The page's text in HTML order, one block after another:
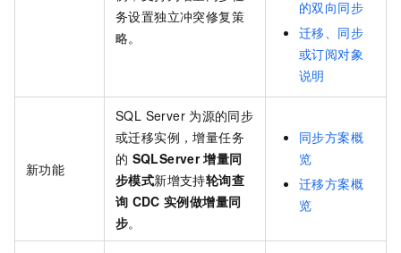
务设置独立冲突修复策
略。
的双向同步
迁移、同步
或订阅对象
说明
新功能
SQL Server 为源的同步
或迁移实例，增量任务
的 SQLServer 增量同
步模式新增支持轮询查
询 CDC 实例做增量同
步。
同步方案概
览
迁移方案概
览